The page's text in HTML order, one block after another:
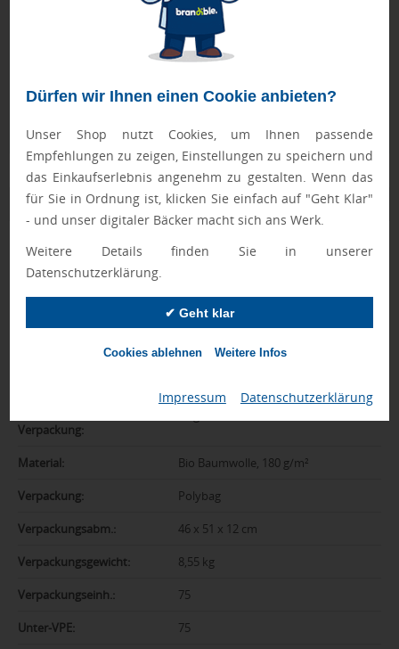
Dürfen wir Ihnen einen Cookie anbieten?
Unser Shop nutzt Cookies, um Ihnen passende
Empfehlungen zu zeigen, Einstellungen zu speichern und
das Einkaufserlebnis angenehm zu gestalten. Wenn das
für Sie in Ordnung ist, klicken Sie einfach auf "Geht Klar"
- und unser digitaler Bäcker macht sich ans Werk.
Weitere Details finden Sie in unserer
Datenschutzerklärung.
✔ Geht klar
Cookies ablehnen Weitere Infos
Impressum Datenschutzerklärung
Nur Produkte, die unseren Qualitätscheck
schaffen es in den Shop.Mehr erfahren
Ewa Engel,
Zusatzinformation
Artikelnummer: 042-12078201
weiß
38 x 42 x 9 cm
Verpackung:
Material: Bio Baumwolle, 180 g/m²
Verpackung: Polybag
Verpackungsabm.: 46 x 51 x 12 cm
Verpackungsgewicht: 8,55 kg
Verpackungseinh.: 75
Unter-VPE: 75